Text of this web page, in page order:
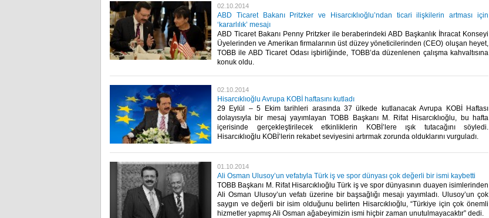
02.10.2014
ABD Ticaret Bakanı Pritzker ve Hisarcıklıoğlu’ndan ticari ilişkilerin artması için
‘kararlılık’ mesajı
ABD Ticaret Bakanı Penny Pritzker ile beraberindeki ABD Başkanlık İhracat Konseyi
Üyelerinden ve Amerikan firmalarının üst düzey yöneticilerinden (CEO) oluşan heyet,
TOBB ile ABD Ticaret Odası işbirliğinde, TOBB’da düzenlenen çalışma kahvaltısına
konuk oldu.​
02.10.2014
Hisarcıklıoğlu Avrupa KOBİ haftasını kutladı
29 Eylül – 5 Ekim tarihleri arasında 37 ülkede kutlanacak Avrupa KOBİ Haftası
dolayısıyla bir mesaj yayımlayan TOBB Başkanı M. Rifat Hisarcıklıoğlu, bu hafta
içerisinde gerçekleştirilecek etkinliklerin KOBİ’lere ışık tutacağını söyledi.
Hisarcıklıoğlu KOBİ’lerin rekabet seviyesini artırmak zorunda olduklarını vurguladı.​
01.10.2014
Ali Osman Ulusoy’un vefatıyla Türk iş ve spor dünyası çok değerli bir ismi kaybetti
TOBB Başkanı M. Rifat Hisarcıklıoğlu Türk iş ve spor dünyasının duayen isimlerinden
Ali Osman Ulusoy’un vefatı üzerine bir başsağlığı mesajı yayımladı. Ulusoy’un çok
saygın ve değerli bir isim olduğunu belirten Hisarcıklıoğlu, “Türkiye için çok önemli
hizmetler yapmış Ali Osman ağabeyimizin ismi hiçbir zaman unutulmayacaktır” dedi.​